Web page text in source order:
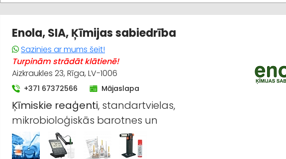
Enola, SIA, Ķīmijas sabiedrība
Sazinies ar mums šeit!
Turpinām strādāt klātienē!
Aizkraukles 23, Rīga, LV-1006
+371 67372566 Mājaslapa
Ķīmiskie reaģenti, standartvielas,
mikrobioloģiskās barotnes un